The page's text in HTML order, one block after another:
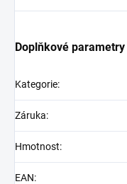
Doplňkové parametry
Kategorie:
Záruka:
Hmotnost:
EAN: